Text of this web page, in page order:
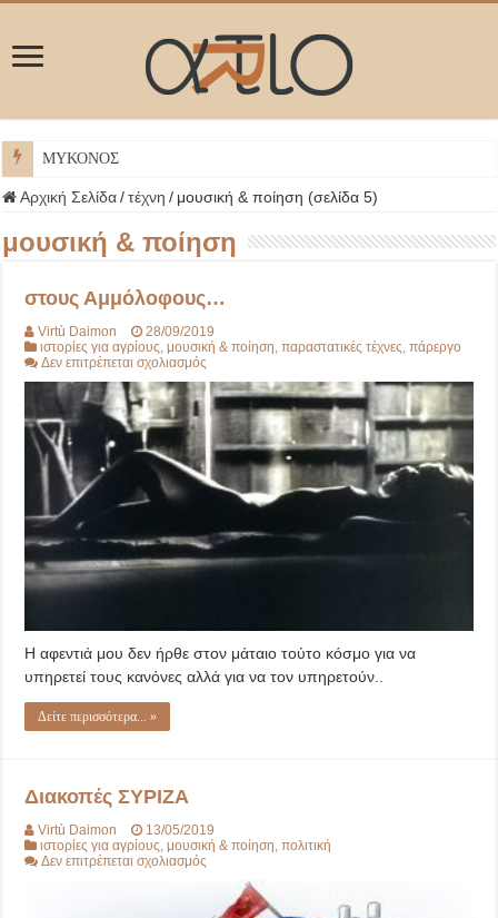
ΜΥΚΟΝΟΣ
Αρχική Σελίδα / τέχνη / μουσική & ποίηση (σελίδα 5)
μουσική & ποίηση
στους Αμμόλοφους…
Virtù Daimon
28/09/2019
ιστορίες για αγρίους ,μουσική & ποίηση ,παραστατικές τέχνες ,πάρεργο
Δεν επιτρέπεται σχολιασμός
Αμμόλοφους…
Η αφεντιά μου δεν ήρθε στον μάταιο τούτο κόσμο για να
υπηρετεί τους κανόνες αλλά για να τον υπηρετούν..
Δείτε περισσότερα... »
Διακοπές ΣΥΡΙΖΑ
Virtù Daimon
13/05/2019
ιστορίες για αγρίους,μουσική & ποίηση,πολιτική
Δεν επιτρέπεται σχολιασμός
ΣΥΡΙΖΑ